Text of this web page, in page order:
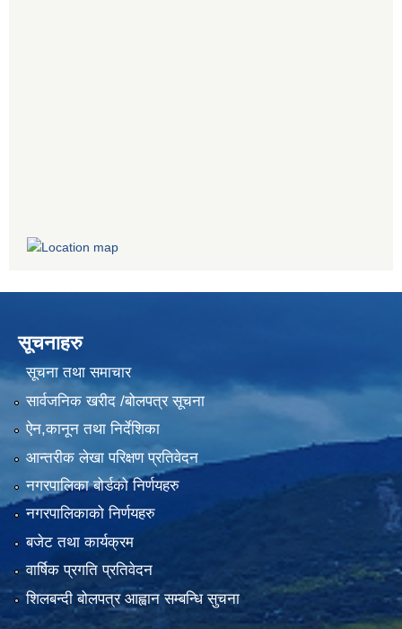
सूचनाहरु
सूचना तथा समाचार
सार्वजनिक खरीद /बोलपत्र सूचना
ऐन,कानून तथा निर्देशिका
आन्तरीक लेखा परिक्षण प्रतिवेदन
नगरपालिका बोर्डको निर्णयहरु
नगरपालिकाको निर्णयहरु
बजेट तथा कार्यक्रम
वार्षिक प्रगति प्रतिवेदन
शिलबन्दी बोलपत्र आह्वान सम्बन्धि सुचना